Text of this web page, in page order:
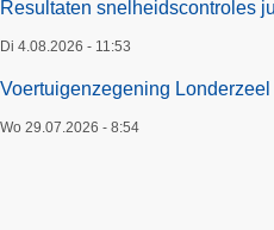
Resultaten snelheidscontroles
Di 4.08.2026 - 11:53
Voertuigenzegening Londerzeel
Wo 29.07.2026 - 8:54